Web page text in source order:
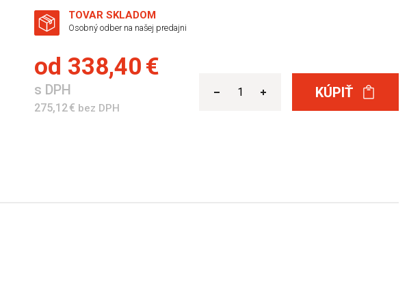
TOVAR SKLADOM
Osobný odber na našej predajni
od 338,40 €
s DPH
275,12 € bez DPH
KÚPIŤ